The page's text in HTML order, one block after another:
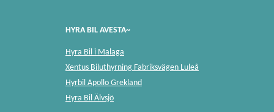
HYRA BIL AVESTA~
Hyra Bil i Malaga
Xentus Biluthyrning Fabriksvägen Luleå
Hyrbil Apollo Grekland
Hyra Bil Älvsjö